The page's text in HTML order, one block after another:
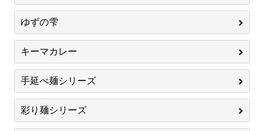
ゆずの雫
キーマカレー
手延べ麺シリーズ
彩り麺シリーズ